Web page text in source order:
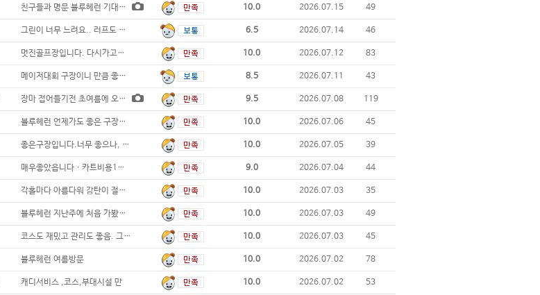
친구들과 명문 블루헤런 기대를 저버리지 않는 10.0 2026.07.15 49
그린이 너무 느려요.. 러프도 정리가 안되어 6.5 2026.07.14 46
멋진골프장입니다. 다시가고싶어요... 10.0 2026.07.12 83
메이저대회 구장이니 만큼 좋은 구장이에요 8.5 2026.07.11 43
장마 접어들기전 초여름에 오랜만에 방문한 블 9.5 2026.07.08 119
블루헤런 언제가도 좋은 구장입니다 잔디관리 10.0 2026.07.06 45
좋은구장입니다.너무 좋으나, 아쉬운점 10.0 2026.07.05 39
매우좋았읍니다ㆍ카트비용1인당 1만원씩만하면 9.0 2026.07.04 44
각홀마다 아름다워 감탄이 절로 나네요... 10.0 2026.07.03 35
블루헤런 지난주에 처음 가봤는데...가본 골 10.0 2026.07.03 49
코스도 재밌고 관리도 좋음. 그린스피드 2. 10.0 2026.07.03 45
블루헤런 여름방문 10.0 2026.07.02 78
캐디서비스 ,코스,부대시설 만 10.0 2026.07.02 53